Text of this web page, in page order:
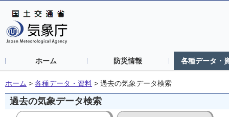
ホーム 防災情報 各種データ・
ホーム > 各種データ・資料 > 過去の気象データ検索
過去の気象データ検索